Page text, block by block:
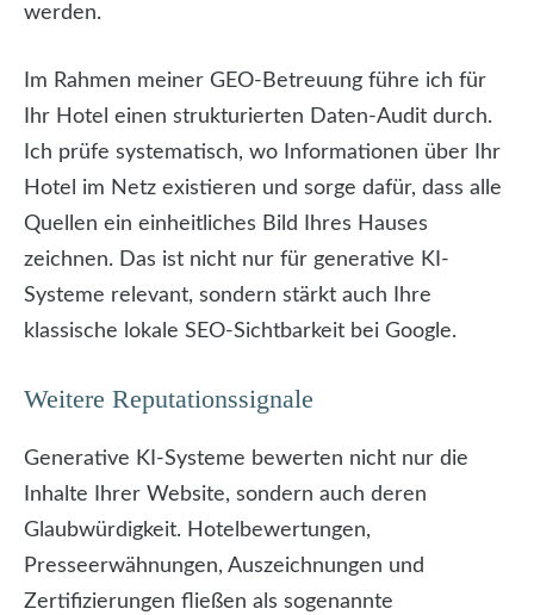
werden.
Im Rahmen meiner GEO-Betreuung führe ich für
Ihr Hotel einen strukturierten Daten-Audit durch.
Ich prüfe systematisch, wo Informationen über Ihr
Hotel im Netz existieren und sorge dafür, dass alle
Quellen ein einheitliches Bild Ihres Hauses
zeichnen. Das ist nicht nur für generative KI-
Systeme relevant, sondern stärkt auch Ihre
klassische lokale SEO-Sichtbarkeit bei Google.
Weitere Reputationssignale
Generative KI-Systeme bewerten nicht nur die
Inhalte Ihrer Website, sondern auch deren
Glaubwürdigkeit. Hotelbewertungen,
Presseerwähnungen, Auszeichnungen und
Zertifizierungen fließen als sogenannte